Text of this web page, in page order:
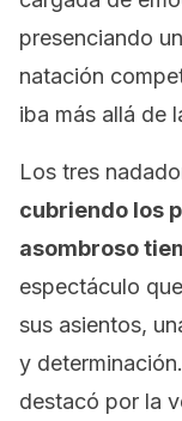
presenciando
natación
iba más allá de
Los tres
cubriendo los
asombroso
espectáculo
sus asientos,
y
destacó por la